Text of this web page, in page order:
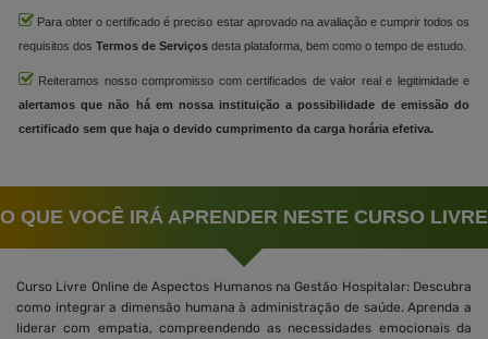
Para obter o certificado é preciso estar aprovado na avaliação e cumprir todos os
requisitos dos Termos de Serviços desta plataforma, bem como o tempo de estudo.
Reiteramos nosso compromisso com certificados de valor real e legitimidade e
alertamos que não há em nossa instituição a possibilidade de emissão do
certificado sem que haja o devido cumprimento da carga horária efetiva.
O QUE VOCÊ IRÁ APRENDER NESTE CURSO LIVRE
Curso Livre Online de Aspectos Humanos na Gestão Hospitalar: Descubra
como integrar a dimensão humana à administração de saúde. Aprenda a
liderar com empatia, compreendendo as necessidades emocionais da